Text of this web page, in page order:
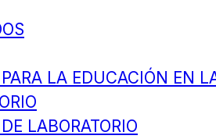
LA EDUCACIÓN EN
LABORATORIO